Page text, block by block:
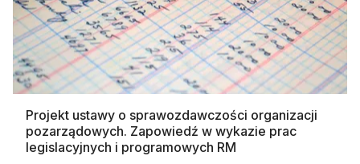
Projekt ustawy o sprawozdawczości organizacji
pozarządowych. Zapowiedź w wykazie prac
legislacyjnych i programowych RM